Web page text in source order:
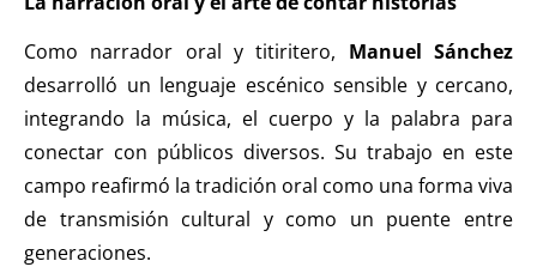
Como narrador oral y titiritero, Manuel Sánchez
desarrolló un lenguaje escénico sensible y cercano,
integrando la música, el cuerpo y la palabra para
conectar con públicos diversos. Su trabajo en este
campo reafirmó la tradición oral como una forma viva
de transmisión cultural y como un puente entre
generaciones.